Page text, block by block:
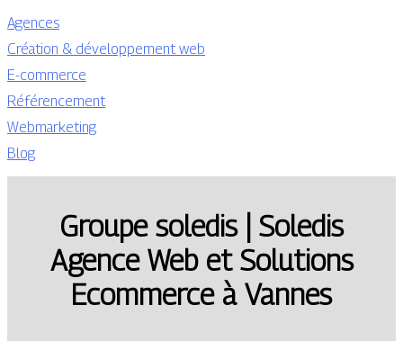
Agences
Création & développement web
E-commerce
Référencement
Webmarketing
Blog
Groupe soledis | Soledis
Agence Web et Solutions
Ecommerce à Vannes